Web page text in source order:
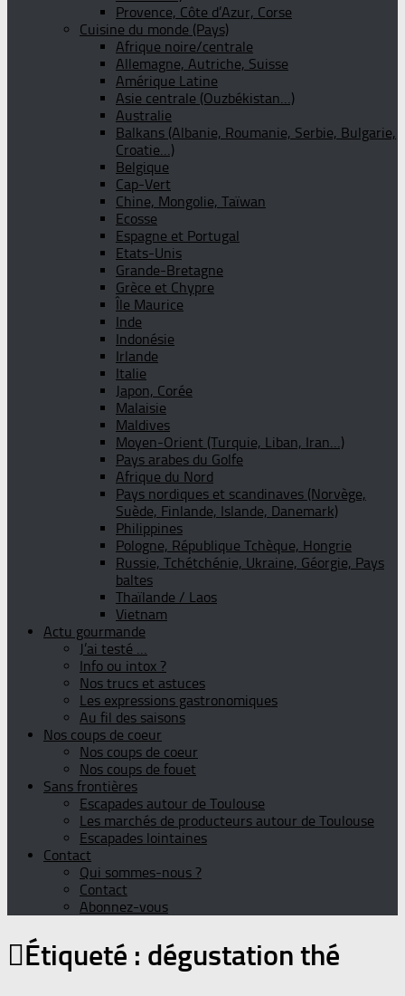
Provence, Côte d’Azur, Corse
Cuisine du monde (Pays)
Afrique noire/centrale
Allemagne, Autriche, Suisse
Amérique Latine
Asie centrale (Ouzbékistan…)
Australie
Balkans (Albanie, Roumanie, Serbie, Bulgarie,
Croatie…)
Belgique
Cap-Vert
Chine, Mongolie, Taïwan
Ecosse
Espagne et Portugal
Etats-Unis
Grande-Bretagne
Grèce et Chypre
Île Maurice
Inde
Indonésie
Irlande
Italie
Japon, Corée
Malaisie
Maldives
Moyen-Orient (Turquie, Liban, Iran…)
Pays arabes du Golfe
Afrique du Nord
Pays nordiques et scandinaves (Norvège,
Suède, Finlande, Islande, Danemark)
Philippines
Pologne, République Tchèque, Hongrie
Russie, Tchétchénie, Ukraine, Géorgie, Pays
baltes
Thaïlande / Laos
Vietnam
Actu gourmande
J’ai testé …
Info ou intox ?
Nos trucs et astuces
Les expressions gastronomiques
Au fil des saisons
Nos coups de coeur
Nos coups de coeur
Nos coups de fouet
Sans frontières
Escapades autour de Toulouse
Les marchés de producteurs autour de Toulouse
Escapades lointaines
Contact
Qui sommes-nous ?
Contact
Abonnez-vous
Étiqueté : dégustation thé